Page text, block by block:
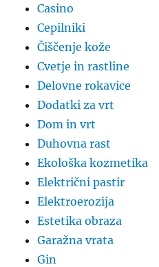
Casino
Cepilniki
Čiščenje kože
Cvetje in rastline
Delovne rokavice
Dodatki za vrt
Dom in vrt
Duhovna rast
Ekološka kozmetika
Električni pastir
Elektroerozija
Estetika obraza
Garažna vrata
Gin